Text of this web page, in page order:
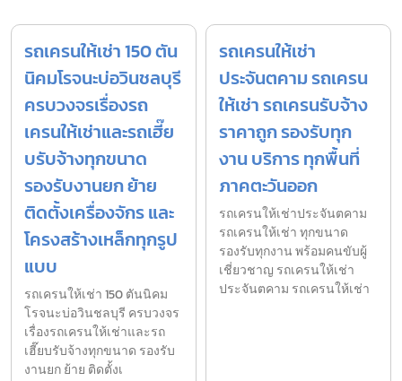
รถเครนให้เช่า 150 ตัน
นิคมโรจนะบ่อวินชลบุรี
ครบวงจรเรื่องรถ
เครนให้เช่าและรถเฮี๊ย
บรับจ้างทุกขนาด
รองรับงานยก ย้าย
ติดตั้งเครื่องจักร และ
โครงสร้างเหล็กทุกรูป
แบบ
รถเครนให้เช่า 150 ตันนิคม
โรจนะบ่อวินชลบุรี ครบวงจร
เรื่องรถเครนให้เช่าและรถ
เฮี๊ยบรับจ้างทุกขนาด รองรับ
งานยก ย้าย ติดตั้งเ
รถเครนให้เช่า
ประจันตคาม รถเครน
ให้เช่า รถเครนรับจ้าง
ราคาถูก รองรับทุก
งาน บริการ ทุกพื้นที่
ภาคตะวันออก
รถเครนให้เช่าประจันตคาม
รถเครนให้เช่า ทุกขนาด
รองรับทุกงาน พร้อมคนขับผู้
เชี่ยวชาญ รถเครนให้เช่า
ประจันตคาม รถเครนให้เช่า